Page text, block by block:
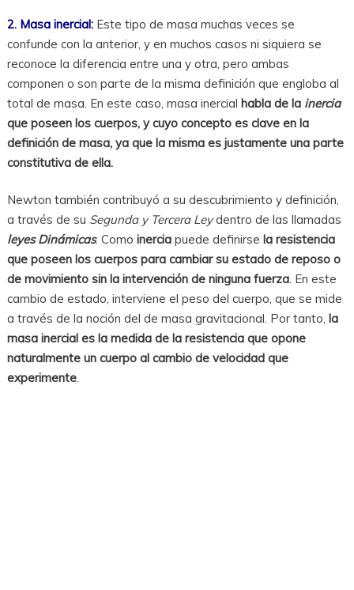
2. Masa inercial: Este tipo de masa muchas veces se
confunde con la anterior, y en muchos casos ni siquiera se
reconoce la diferencia entre una y otra, pero ambas
componen o son parte de la misma definición que engloba al
total de masa. En este caso, masa inercial habla de la inercia
que poseen los cuerpos, y cuyo concepto es clave en la
definición de masa, ya que la misma es justamente una parte
constitutiva de ella.
Newton también contribuyó a su descubrimiento y definición,
a través de su Segunda y Tercera Leydentro de las llamadas
leyes Dinámicas. Como inerciapuede definirse la resistencia
que poseen los cuerpos para cambiar su estado de reposo o
de movimiento sin la intervención de ninguna fuerza. En este
cambio de estado, interviene el peso del cuerpo, que se mide
a través de la noción del de masa gravitacional. Por tanto, la
masa inercial es la medida de la resistencia que opone
naturalmente un cuerpo al cambio de velocidad que
experimente.